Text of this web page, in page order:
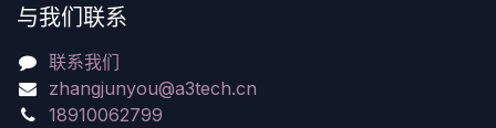
与我们联系
联系我们
zhangjunyou@a3tech.cn
18910062799